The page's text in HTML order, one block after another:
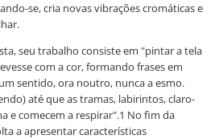
se, cria novas vibrações cromáticas e
seu trabalho consiste em "pintar a tela
com a cor, formando frases em
sentido, ora noutro, nunca a esmo.
até que as tramas, labirintos, claro-
e comecem a respirar".1 No fim da
a apresentar características